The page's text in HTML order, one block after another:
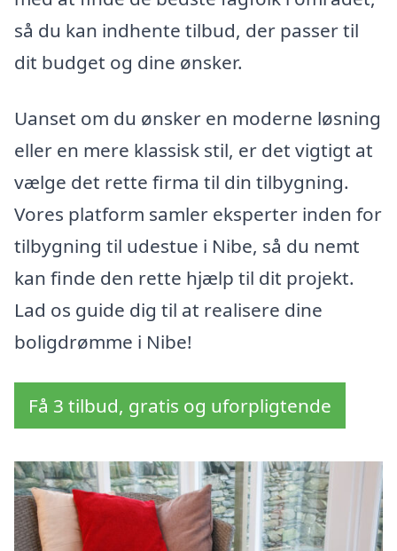
så du kan indhente tilbud, der passer til
dit budget og dine ønsker.
Uanset om du ønsker en moderne løsning
eller en mere klassisk stil, er det vigtigt at
vælge det rette firma til din tilbygning.
Vores platform samler eksperter inden for
tilbygning til udestue i Nibe, så du nemt
kan finde den rette hjælp til dit projekt.
Lad os guide dig til at realisere dine
boligdrømme i Nibe!
Få 3 tilbud, gratis og uforpligtende